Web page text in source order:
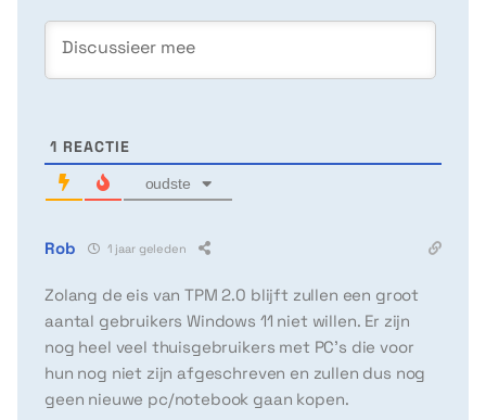
1 REACTIE
oudste
Rob 1 jaar geleden
Zolang de eis van TPM 2.0 blijft zullen een groot
aantal gebruikers Windows 11 niet willen. Er zijn
nog heel veel thuisgebruikers met PC’s die voor
hun nog niet zijn afgeschreven en zullen dus nog
geen nieuwe pc/notebook gaan kopen.